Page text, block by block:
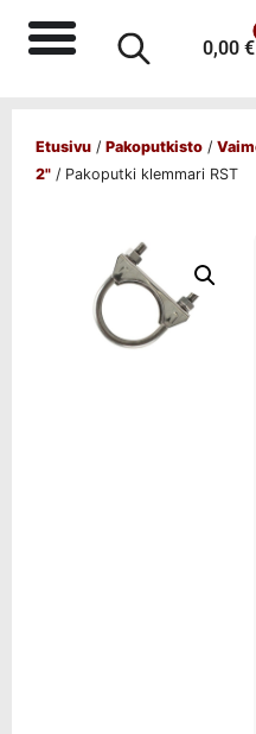
0,00 €
Etusivu / Pakoputkisto /
2" / Pakoputki klemmari RST